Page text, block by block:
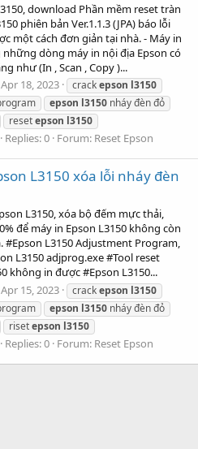
download Phần mềm reset tràn
phiên bản Ver.1.1.3 (JPA) báo lỗi
một cách đơn giản tại nhà. - Máy in
dòng máy in nội địa Epson có
như (In , Scan , Copy )...
Apr 18, 2023 crackepson l3150
epson l3150 nháy đèn đỏ
resetepson l3150
Replies: 0 Forum: Reset Epson
L3150 xóa lỗi nháy đèn
L3150, xóa bộ đếm mực thải,
để máy in Epson L3150 không còn
#Epson L3150 Adjustment Program,
L3150 adjprog.exe #Tool reset
không in được #Epson L3150...
Apr 15, 2023 crackepson l3150
epson l3150 nháy đèn đỏ
risetepson l3150
Replies: 0 Forum: Reset Epson